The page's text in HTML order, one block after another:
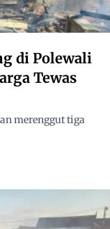
di Polewali
Tewas
merenggut tiga